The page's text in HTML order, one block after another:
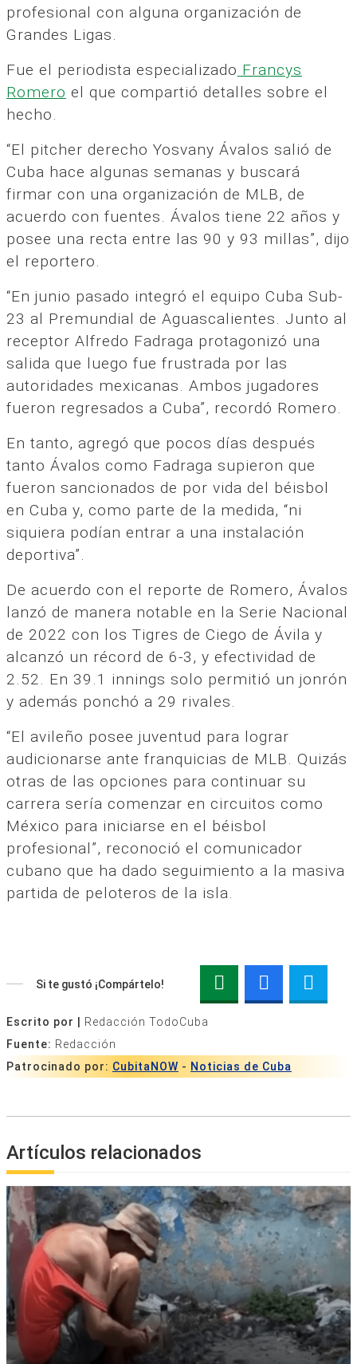
profesional con alguna organización de
Grandes Ligas.
Fue el periodista especializado Francys
Romero el que compartió detalles sobre el
hecho.
“El pitcher derecho Yosvany Ávalos salió de
Cuba hace algunas semanas y buscará
firmar con una organización de MLB, de
acuerdo con fuentes. Ávalos tiene 22 años y
posee una recta entre las 90 y 93 millas”, dijo
el reportero.
“En junio pasado integró el equipo Cuba Sub-
23 al Premundial de Aguascalientes. Junto al
receptor Alfredo Fadraga protagonizó una
salida que luego fue frustrada por las
autoridades mexicanas. Ambos jugadores
fueron regresados a Cuba”, recordó Romero.
En tanto, agregó que pocos días después
tanto Ávalos como Fadraga supieron que
fueron sancionados de por vida del béisbol
en Cuba y, como parte de la medida, “ni
siquiera podían entrar a una instalación
deportiva”.
De acuerdo con el reporte de Romero, Ávalos
lanzó de manera notable en la Serie Nacional
de 2022 con los Tigres de Ciego de Ávila y
alcanzó un récord de 6-3, y efectividad de
2.52. En 39.1 innings solo permitió un jonrón
y además ponchó a 29 rivales.
“El avileño posee juventud para lograr
audicionarse ante franquicias de MLB. Quizás
otras de las opciones para continuar su
carrera sería comenzar en circuitos como
México para iniciarse en el béisbol
profesional”, reconoció el comunicador
cubano que ha dado seguimiento a la masiva
partida de peloteros de la isla.
Si te gustó ¡Compártelo!
Escrito por |
Redacción TodoCuba
Fuente: Redacción
Patrocinado por: CubitaNOW - Noticias de Cuba
Artículos relacionados